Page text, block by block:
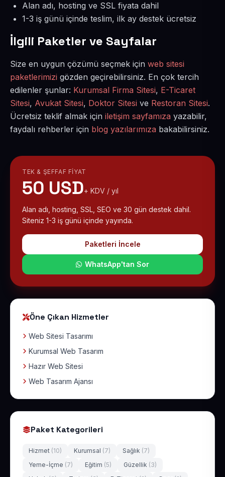
Alan adı, hosting ve SSL fiyata dahil
1-3 iş günü içinde teslim, ilk ay destek ücretsiz
İlgili Paketler ve Sayfalar
Size en uygun çözümü seçmek için web sitesi
paketlerimizi gözden geçirebilirsiniz. En çok tercih
edilenler şunlar: Kurumsal Firma Sitesi, E-Ticaret
Sitesi, Avukat Sitesi, Doktor Sitesi ve Restoran Sitesi.
Ücretsiz teklif almak için iletişim sayfamıza yazabilir,
faydalı rehberler için blog yazılarımıza bakabilirsiniz.
TEK & ŞEFFAF FIYAT
50 USD+ KDV / yıl
Alan adı, hosting, SSL, SEO ve 30 gün destek dahil.
Siteniz 1-3 iş günü içinde yayında.
Paketleri İncele
WhatsApp'tan Sor
Öne Çıkan Hizmetler
Web Sitesi Tasarımı
Kurumsal Web Tasarım
Hazır Web Sitesi
Web Tasarım Ajansı
Paket Kategorileri
Hizmet (10) Kurumsal (7) Sağlık (7)
Yeme-İçme (7) Eğitim (5) Güzellik (3)